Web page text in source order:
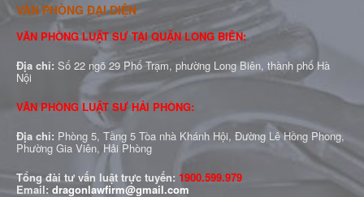
VĂN PHÒNG ĐẠI DIỆN
VĂN PHÒNG LUẬT SƯ TẠI QUẬN LONG BIÊN:
Địa chỉ: Số 22 ngõ 29 Phố Trạm, phường Long Biên, thành phố Hà
Nội
VĂN PHÒNG LUẬT SƯ HẢI PHÒNG:
Địa chỉ: Phòng 5, Tầng 5 Tòa nhà Khánh Hội, Đường Lê Hồng Phong,
Phường Gia Viên, Hải Phòng
Tổng đài tư vấn luật trực tuyến: 1900.599.979
Email: dragonlawfirm@gmail.com